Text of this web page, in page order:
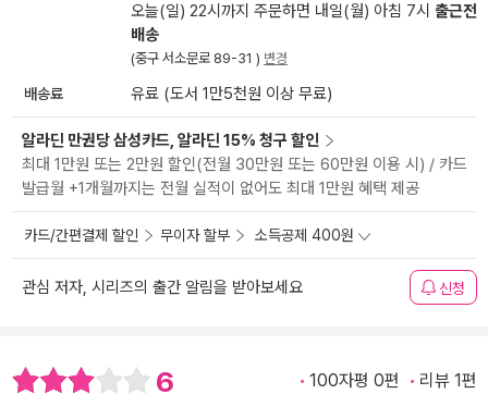
오늘(일) 22시까지 주문하면 내일(월) 아침 7시 출근전
배송
(중구 서소문로 89-31 ) 변경
배송료 유료 (도서 1만5천원 이상 무료)
알라딘 만권당 삼성카드, 알라딘 15% 청구 할인
최대 1만원 또는 2만원 할인(전월 30만원 또는 60만원 이용 시) / 카드
발급월 +1개월까지는 전월 실적이 없어도 최대 1만원 혜택 제공
카드/간편결제 할인 무이자 할부 소득공제 400원
관심 저자, 시리즈의 출간 알림을 받아보세요 신청
6 100자평 0편 리뷰 1편